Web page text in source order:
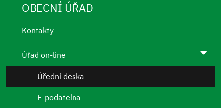
OBECNÍ ÚŘAD
Kontakty
Úřad on-line
Úřední deska
E-podatelna